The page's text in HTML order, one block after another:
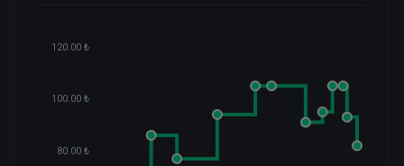
120.00 ₺
100.00 ₺
80.00 ₺